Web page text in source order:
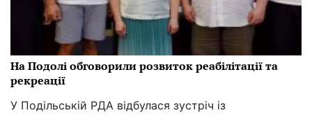
На Подолі обговорили розвиток реабілітації та
рекреації
У Подільській РДА відбулася зустріч із